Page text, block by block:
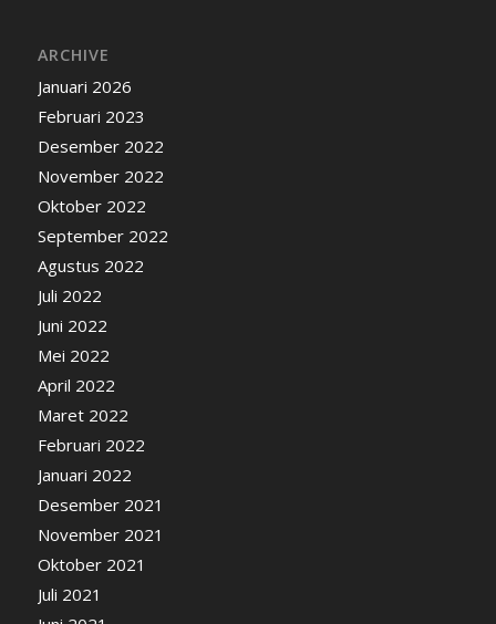
ARCHIVE
Januari 2026
Februari 2023
Desember 2022
November 2022
Oktober 2022
September 2022
Agustus 2022
Juli 2022
Juni 2022
Mei 2022
April 2022
Maret 2022
Februari 2022
Januari 2022
Desember 2021
November 2021
Oktober 2021
Juli 2021